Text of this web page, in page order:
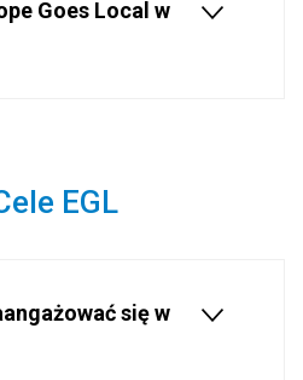
Goes Local w
EGL
się w